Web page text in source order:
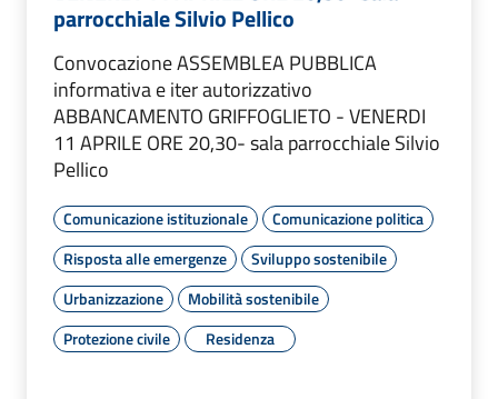
parrocchiale Silvio Pellico
Convocazione ASSEMBLEA PUBBLICA
informativa e iter autorizzativo
ABBANCAMENTO GRIFFOGLIETO - VENERDI
11 APRILE ORE 20,30- sala parrocchiale Silvio
Pellico
Comunicazione istituzionale
Comunicazione politica
Risposta alle emergenze
Sviluppo sostenibile
Urbanizzazione
Mobilità sostenibile
Protezione civile
Residenza